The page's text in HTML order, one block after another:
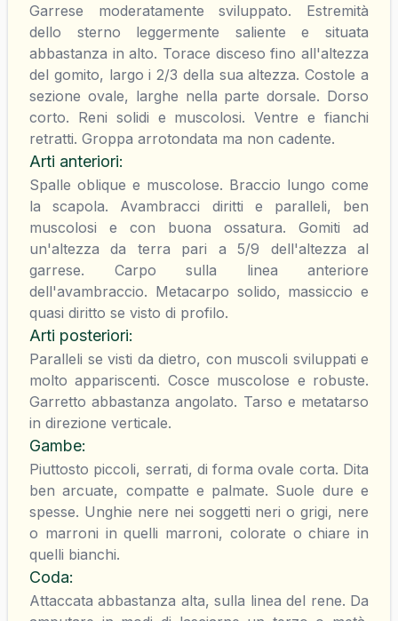
Garrese moderatamente sviluppato. Estremità
dello sterno leggermente saliente e situata
abbastanza in alto. Torace disceso fino all'altezza
del gomito, largo i 2/3 della sua altezza. Costole a
sezione ovale, larghe nella parte dorsale. Dorso
corto. Reni solidi e muscolosi. Ventre e fianchi
retratti. Groppa arrotondata ma non cadente.
Arti anteriori:
Spalle oblique e muscolose. Braccio lungo come
la scapola. Avambracci diritti e paralleli, ben
muscolosi e con buona ossatura. Gomiti ad
un'altezza da terra pari a 5/9 dell'altezza al
garrese. Carpo sulla linea anteriore
dell'avambraccio. Metacarpo solido, massiccio e
quasi diritto se visto di profilo.
Arti posteriori:
Paralleli se visti da dietro, con muscoli sviluppati e
molto appariscenti. Cosce muscolose e robuste.
Garretto abbastanza angolato. Tarso e metatarso
in direzione verticale.
Gambe:
Piuttosto piccoli, serrati, di forma ovale corta. Dita
ben arcuate, compatte e palmate. Suole dure e
spesse. Unghie nere nei soggetti neri o grigi, nere
o marroni in quelli marroni, colorate o chiare in
quelli bianchi.
Coda:
Attaccata abbastanza alta, sulla linea del rene. Da